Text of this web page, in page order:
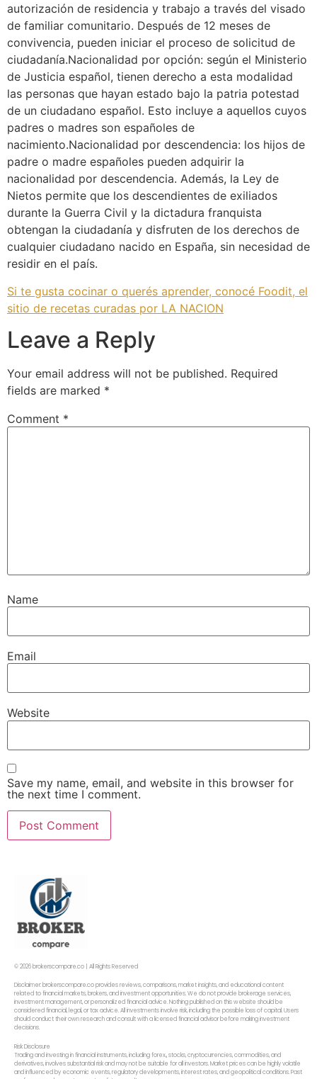
autorización de residencia y trabajo a través del visado
de familiar comunitario. Después de 12 meses de
convivencia, pueden iniciar el proceso de solicitud de
ciudadanía.Nacionalidad por opción: según el Ministerio
de Justicia español, tienen derecho a esta modalidad
las personas que hayan estado bajo la patria potestad
de un ciudadano español. Esto incluye a aquellos cuyos
padres o madres son españoles de
nacimiento.Nacionalidad por descendencia: los hijos de
padre o madre españoles pueden adquirir la
nacionalidad por descendencia. Además, la Ley de
Nietos permite que los descendientes de exiliados
durante la Guerra Civil y la dictadura franquista
obtengan la ciudadanía y disfruten de los derechos de
cualquier ciudadano nacido en España, sin necesidad de
residir en el país.
Si te gusta cocinar o querés aprender, conocé Foodit, el
sitio de recetas curadas por LA NACION
Leave a Reply
Your email address will not be published. Required
fields are marked *
Comment *
Name
Email
Website
Save my name, email, and website in this browser for
the next time I comment.
© 2026 brokerscompare.co | All Rights Reserved
Disclaimer: brokerscompare.co provides reviews, comparisons, market insights, and educational content
related to financial markets, brokers, and investment opportunities. We do not provide brokerage services,
investment management, or personalized financial advice. Nothing published on this website should be
considered financial, legal, or tax advice. All investments involve risk, including the possible loss of capital. Users
should conduct their own research and consult with a licensed financial advisor before making investment
decisions.
Risk Disclosure
Trading and investing in financial instruments, including forex,, stocks, cryptocurrencies, commodities, and
derivatives, involves substantial risk and may not be suitable for all investors. Market prices can be highly volatile
and influenced by economic events, regulatory developments, interest rates, and geopolitical conditions. Past